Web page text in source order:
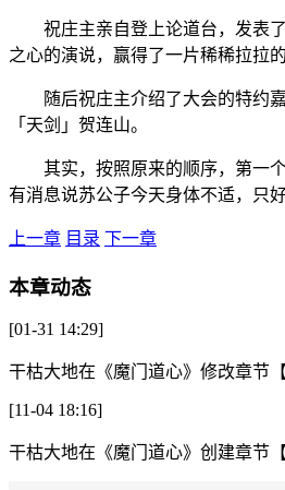
祝庄主亲自登上论道台，发表了
之心的演说，赢得了一片稀稀拉拉的
随后祝庄主介绍了大会的特约嘉
「天剑」贺连山。
其实，按照原来的顺序，第一个
有消息说苏公子今天身体不适，只
上一章 目录 下一章
本章动态
[01-31 14:29]
干枯大地在 《魔门道心》 修改章节
[11-04 18:16]
干枯大地在 《魔门道心》 创建章节